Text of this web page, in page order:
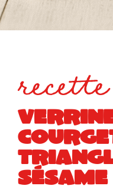
recette
SÉSAME